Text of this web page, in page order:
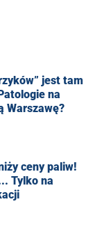
jest tam
na
Warszawę?
ceny paliw!
Tylko na